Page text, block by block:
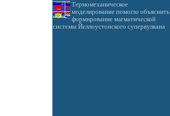
Термомеханическое
моделирование помогло объяснить
формирование магматической
системы Йеллоустонского супервулкана